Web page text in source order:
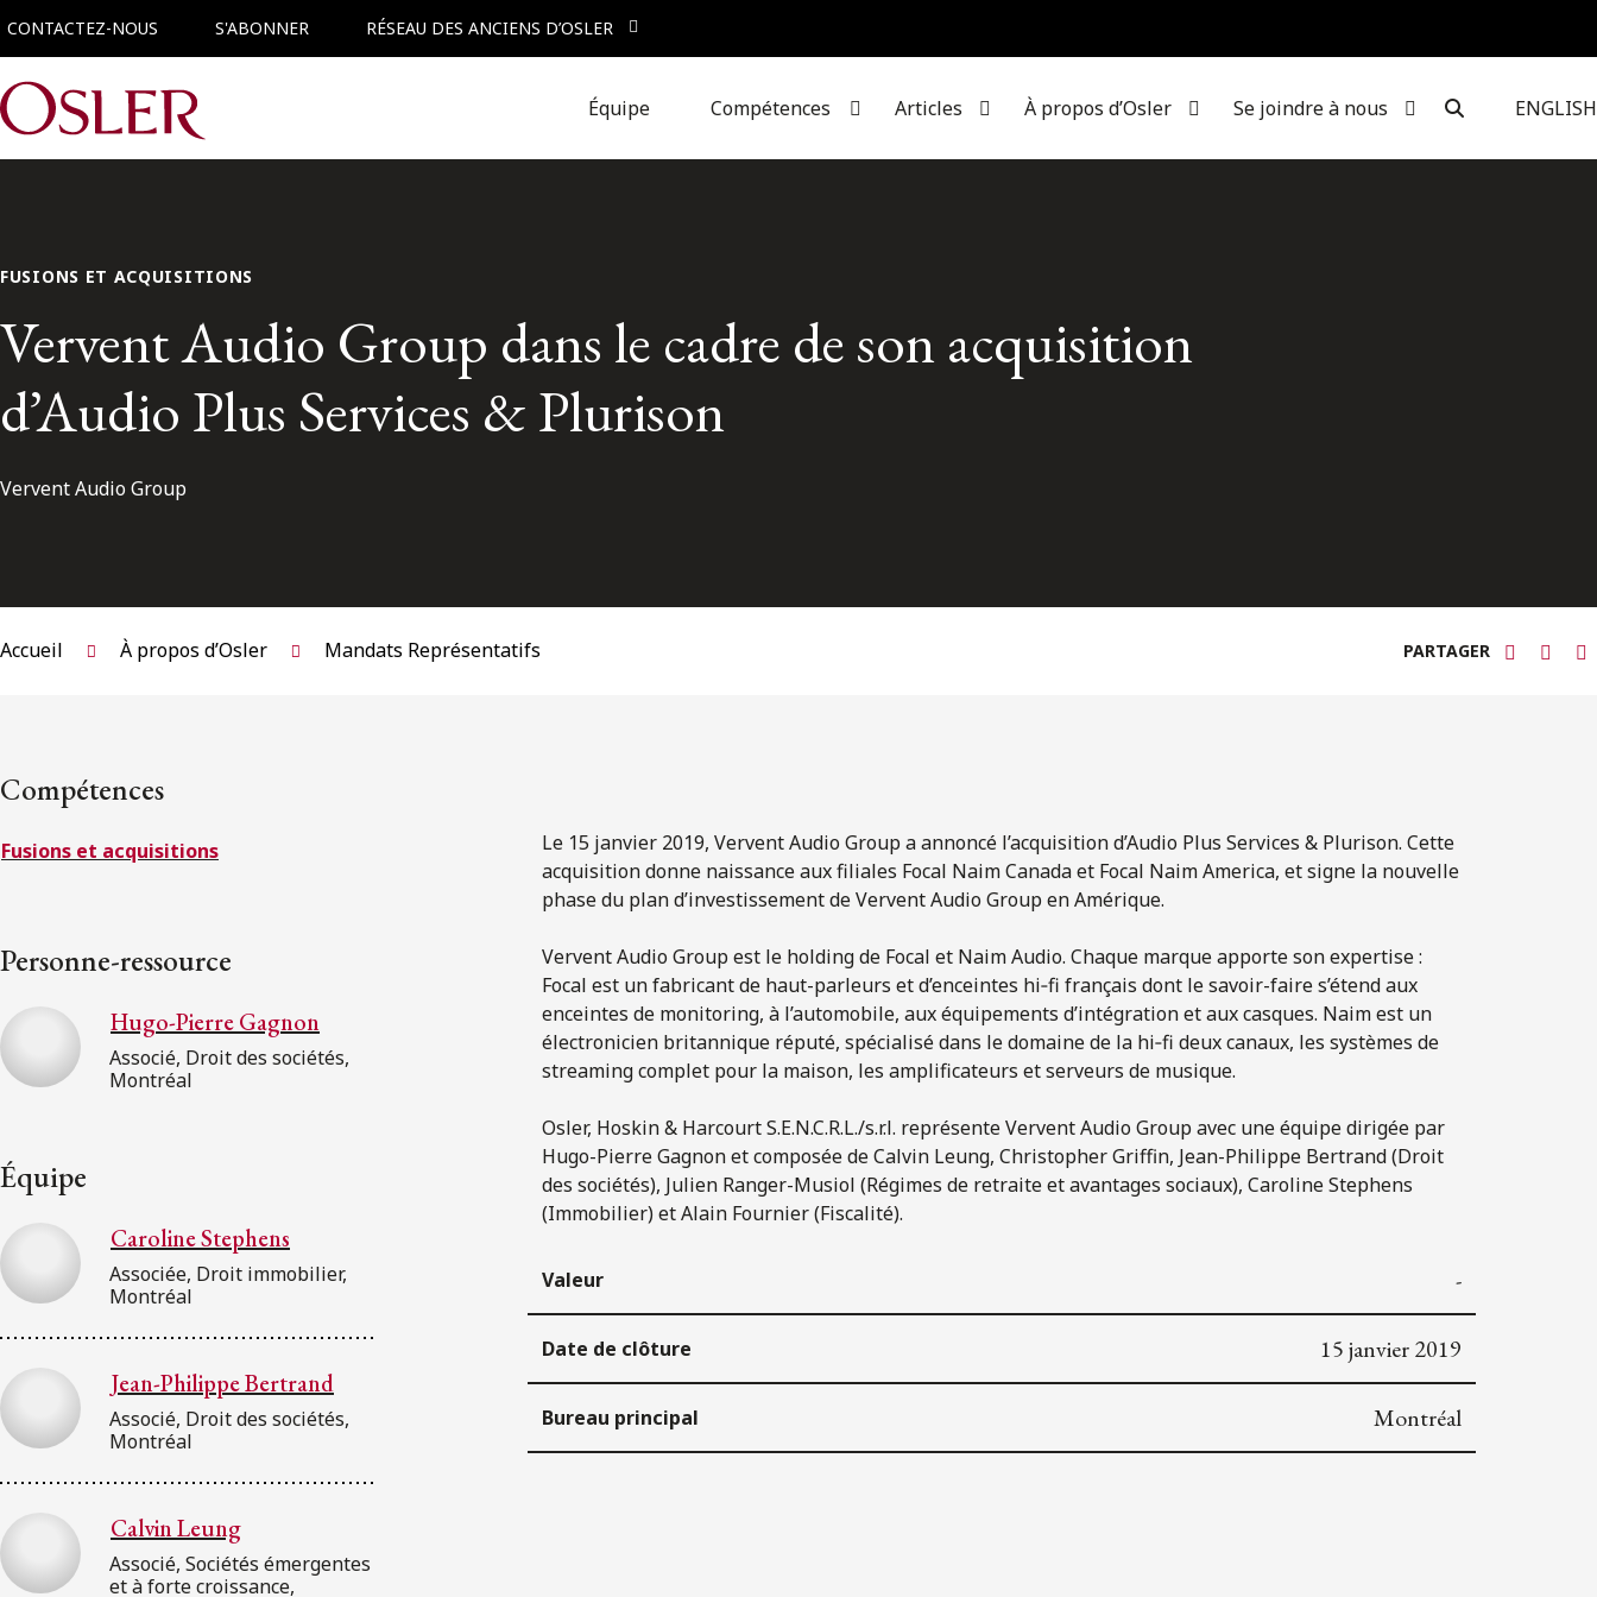
CONTACTEZ-NOUS S'ABONNER RÉSEAU DES ANCIENS D’OSLER
Main Navigation Équipe Compétences Articles À propos d’Osler Se joindre à nous ENGLISH
FUSIONS ET ACQUISITIONS
Vervent Audio Group dans le cadre de son acquisition
d’Audio Plus Services & Plurison
Vervent Audio Group
Accueil À propos d’Osler Mandats Représentatifs PARTAGER
Compétences
Fusions et acquisitions
Personne-ressource
Hugo-Pierre Gagnon
Associé, Droit des sociétés,
Montréal
Équipe
Caroline Stephens
Associée, Droit immobilier,
Montréal
Jean-Philippe Bertrand
Associé, Droit des sociétés,
Montréal
Calvin Leung
Associé, Sociétés émergentes
et à forte croissance,
Le 15 janvier 2019, Vervent Audio Group a annoncé l’acquisition d’Audio Plus Services & Plurison. Cette
acquisition donne naissance aux filiales Focal Naim Canada et Focal Naim America, et signe la nouvelle
phase du plan d’investissement de Vervent Audio Group en Amérique.
Vervent Audio Group est le holding de Focal et Naim Audio. Chaque marque apporte son expertise :
Focal est un fabricant de haut-parleurs et d’enceintes hi‑fi français dont le savoir-faire s’étend aux
enceintes de monitoring, à l’automobile, aux équipements d’intégration et aux casques. Naim est un
électronicien britannique réputé, spécialisé dans le domaine de la hi‑fi deux canaux, les systèmes de
streaming complet pour la maison, les amplificateurs et serveurs de musique.
Osler, Hoskin & Harcourt S.E.N.C.R.L./s.r.l. représente Vervent Audio Group avec une équipe dirigée par
Hugo-Pierre Gagnon et composée de Calvin Leung, Christopher Griffin, Jean-Philippe Bertrand (Droit
des sociétés), Julien Ranger-Musiol (Régimes de retraite et avantages sociaux), Caroline Stephens
(Immobilier) et Alain Fournier (Fiscalité).
Valeur -
Date de clôture 15 janvier 2019
Bureau principal Montréal